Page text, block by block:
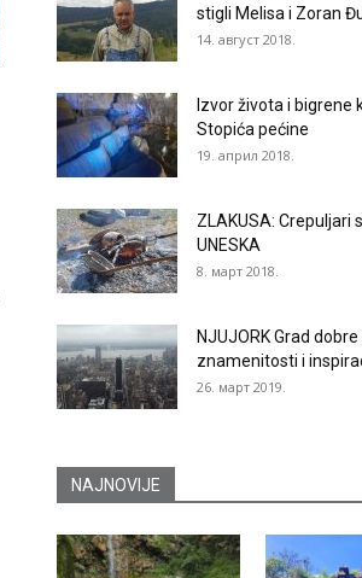
stigli Melisa i Zoran
14. август 2018.
Izvor života i bigrene
Stopića pećine
19. април 2018.
ZLAKUSA: Crepuljari
UNESKA
8. март 2018.
NJUJORK Grad
znamenitosti i
26. март 2019.
NAJNOVIJE